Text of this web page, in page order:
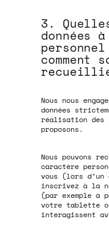
3.
données
comment
Nous nous
données
réalisation des
proposons.
Nous pouvons
caractère
vous (lors d’un
inscrivez à la
(par exemple à
votre tablette
interagissent